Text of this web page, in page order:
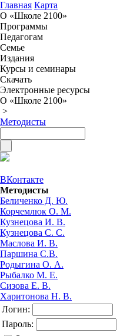
Главная Карта
О «Школе 2100»
Программы
Педагогам
Семье
Издания
Курсы и семинары
Скачать
Электронные ресурсы
О «Школе 2100»
>
Методисты
ВКонтакте
Методисты
Беличенко Д. Ю.
Корчемлюк О. М.
Кузнецова И. В.
Кузнецова С. С.
Маслова И. В.
Паршина С.В.
Родыгина О. А.
Рыбалко М. Е.
Сизова Е. В.
Харитонова Н. В.
Логин:
Пароль: